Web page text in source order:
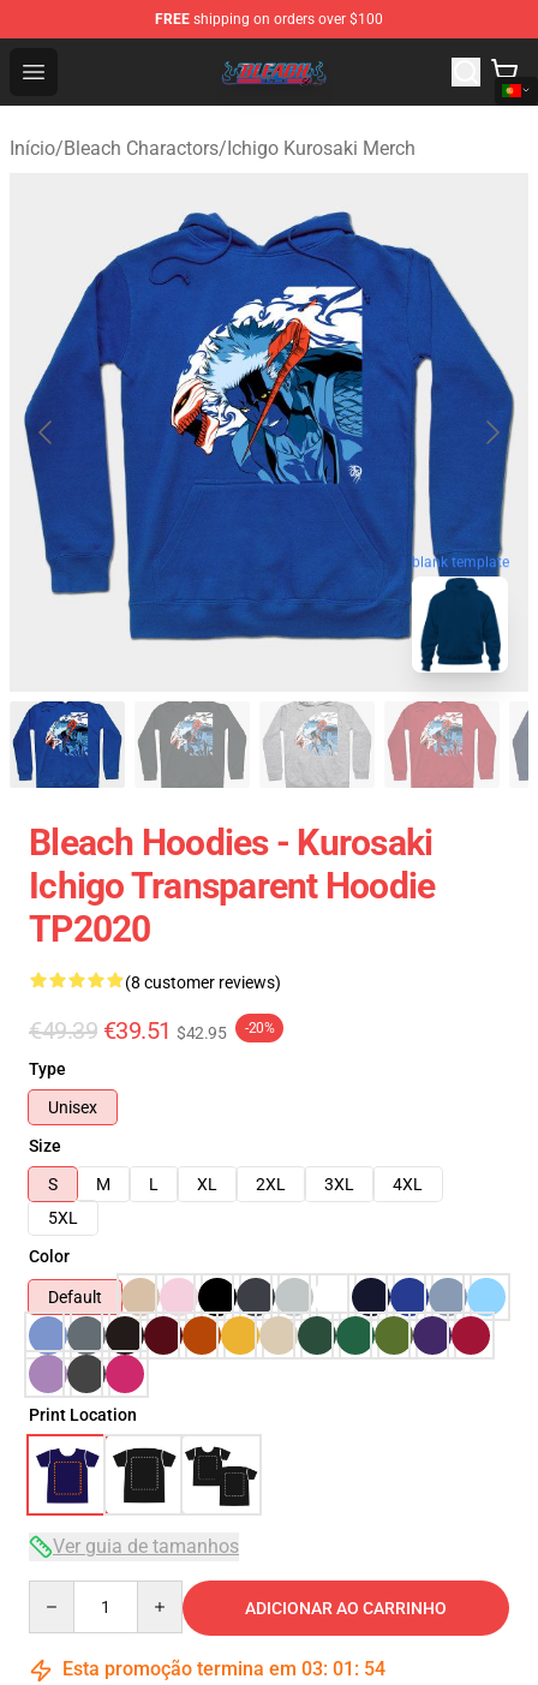
FREE shipping on orders over $100
Open menu
Bleach Store - Official Bleach Merchandise Shop
Início/Bleach Charactors/Ichigo Kurosaki Merch
blank template
Bleach Hoodies - Kurosaki
Ichigo Transparent Hoodie
TP2020
(8 customer reviews)
€49.39 €39.51 $42.95 -20%
Type
Unisex
Size
S
M L XL 2XL 3XL
4XL
5XL
Color
Default
Print Location
Ver guia de tamanhos
ADICIONAR AO CARRINHO
Esta promoção termina em 03: 01 : 54